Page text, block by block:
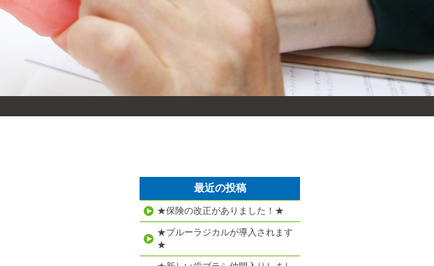
最近の投稿
★保険の改正がありました！★
★ブルーラジカルが導入されます
★